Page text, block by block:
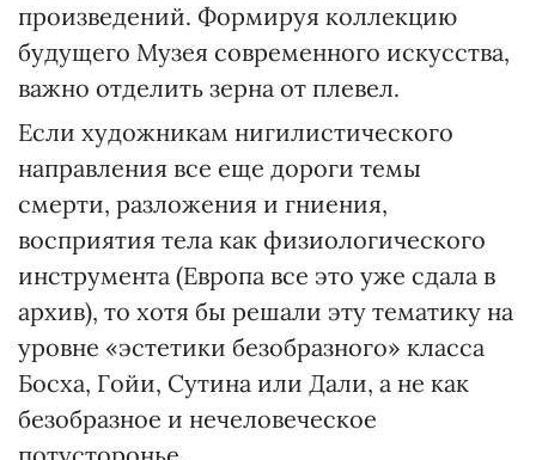
произведений. Формируя коллекцию
будущего Музея современного искусства,
важно отделить зерна от плевел.
Если художникам нигилистического
направления все еще дороги темы
смерти, разложения и гниения,
восприятия тела как физиологического
инструмента (Европа все это уже сдала в
архив), то хотя бы решали эту тематику на
уровне «эстетики безобразного» класса
Босха, Гойи, Сутина или Дали, а не как
безобразное и нечеловеческое